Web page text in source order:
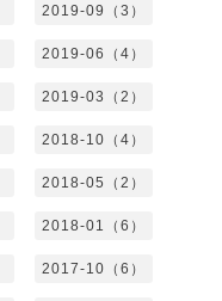
2019-09（3）
2019-06（4）
2019-03（2）
2018-10（4）
2018-05（2）
2018-01（6）
2017-10（6）